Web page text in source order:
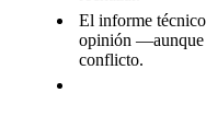
El informe
opinión —aunque
conflicto.